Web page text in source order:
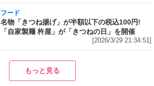
フード
名物「きつね揚げ」が半額以下の税込100円!
「自家製麺 杵屋」が「きつねの日」を開催
[2026/3/29 21:34:51]
もっと見る